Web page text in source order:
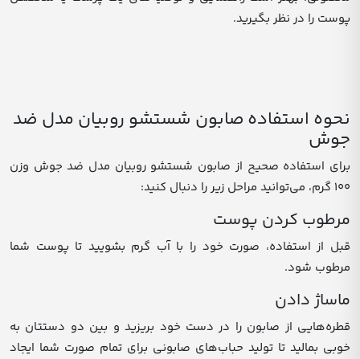
پوست را در نظر بگیرید.
نحوه استفاده صابون شستشو روبیان مدل ضد
جوش
برای استفاده صحیح از صابون شستشو روبیان مدل ضد جوش وزن
100 گرم، می‌توانید مراحل زیر را دنبال کنید:
مرطوب کردن پوست
قبل از استفاده، صورت خود را با آب گرم بشویید تا پوست شما
مرطوب شود.
ماساژ دادن
قطره‌هایی از صابون را در دست خود بریزید و بین دو دستتان به
خوبی بمالید تا تولید حباب‌های صابونی برای تمام صورت شما ایجاد